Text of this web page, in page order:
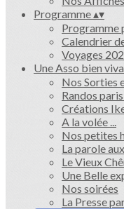
Programme▴▾
Programme
Calendrier
Voyages
Une Asso bien
Nos Sorties
Randos
Créations
A la volée ...
Nos petites
La parole
Le Vieux
Une Belle
Nos soirées
La Presse